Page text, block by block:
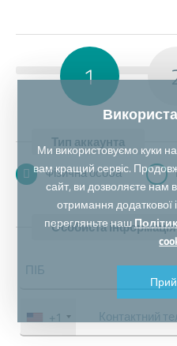
1
Тип аккаунта
Фізична особа
Особиста інформація
+1
Ми використовуємо куки
вам кращий сервіс.
сайт, ви дозволяєте нам
отримання додаткової
перегляньте наш